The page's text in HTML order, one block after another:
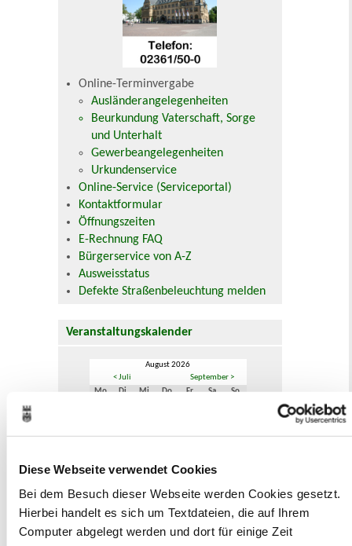
Diese Webseite verwendet Cookies
Bei dem Besuch dieser Webseite werden Cookies gesetzt.
Hierbei handelt es sich um Textdateien, die auf Ihrem
Computer abgelegt werden und dort für einige Zeit
Online-Terminvergabe
Ausländerangelegenheiten
Beurkundung Vaterschaft, Sorge
und Unterhalt
Gewerbeangelegenheiten
Urkundenservice
Online-Service (Serviceportal)
Kontaktformular
Öffnungszeiten
E-Rechnung FAQ
Bürgerservice von A-Z
Ausweisstatus
Defekte Straßenbeleuchtung melden
Veranstaltungskalender
August 2026
< Juli
September >
Mo
Di Mi Do Fr Sa
So
31
Veranstaltungskategorie